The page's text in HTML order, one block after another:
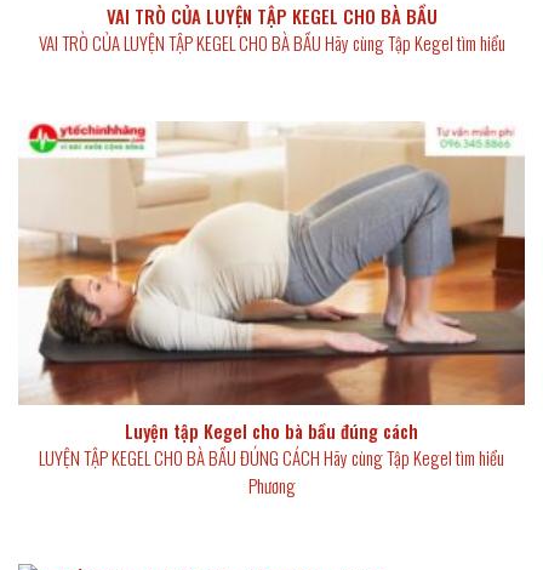
VAI TRÒ CỦA LUYỆN TẬP KEGEL CHO BÀ BẦU
VAI TRÒ CỦA LUYỆN TẬP KEGEL CHO BÀ BẦU Hãy cùng Tập Kegel tìm hiểu
Luyện tập Kegel cho bà bầu đúng cách
LUYỆN TẬP KEGEL CHO BÀ BẦU ĐÚNG CÁCH Hãy cùng Tập Kegel tìm hiểu
Phương